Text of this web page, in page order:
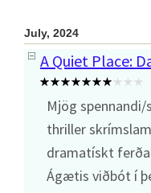
July, 2024
A Quiet Place:
Mjög
thriller
dramatískt
Ágætis viðbót í